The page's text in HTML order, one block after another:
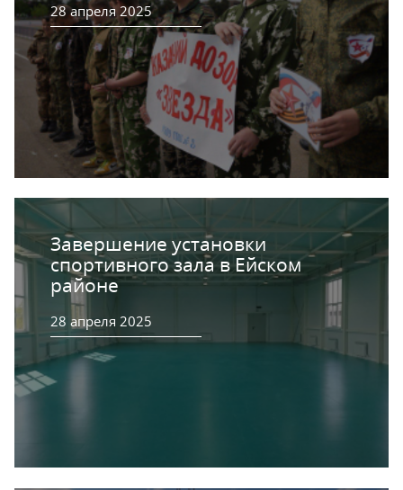
28 апреля 2025
Завершение установки
спортивного зала в Ейском
районе
28 апреля 2025